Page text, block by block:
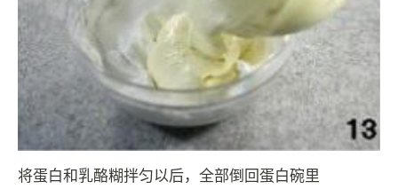
将蛋白和乳酪糊拌匀以后，全部倒回蛋白碗里